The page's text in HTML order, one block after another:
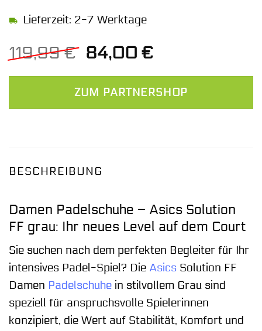
119,99€ Ursprünglicher
war:
119,99 €
84,00 €Aktueller
ist:
84,00 €.
Lieferzeit: 2-7 Werktage
ZUM PARTNERSHOP
BESCHREIBUNG
Damen Padelschuhe – Asics Solution
FF grau: Ihr neues Level auf dem Court
Sie suchen nach dem perfekten Begleiter für Ihr
intensives Padel-Spiel? Die Asics Solution FF
Damen Padelschuhe in stilvollem Grau sind
speziell für anspruchsvolle Spielerinnen
konzipiert, die Wert auf Stabilität, Komfort und